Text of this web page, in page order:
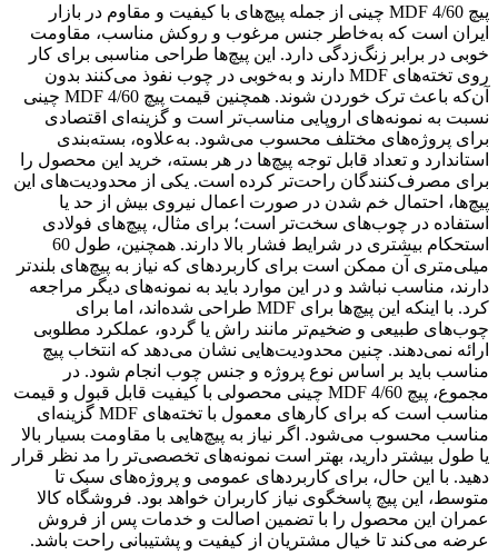
پیچ MDF 4/60 چینی از جمله پیچ‌های با کیفیت و مقاوم در بازار
ایران است که به‌خاطر جنس مرغوب و روکش مناسب، مقاومت
خوبی در برابر زنگ‌زدگی دارد. این پیچ‌ها طراحی مناسبی برای کار
روی تخته‌های MDF دارند و به‌خوبی در چوب نفوذ می‌کنند بدون
آن‌که باعث ترک خوردن شوند. همچنین قیمت پیچ MDF 4/60 چینی
نسبت به نمونه‌های اروپایی مناسب‌تر است و گزینه‌ای اقتصادی
برای پروژه‌های مختلف محسوب می‌شود. به‌علاوه، بسته‌بندی
استاندارد و تعداد قابل توجه پیچ‌ها در هر بسته، خرید این محصول را
برای مصرف‌کنندگان راحت‌تر کرده است. یکی از محدودیت‌های این
پیچ‌ها، احتمال خم شدن در صورت اعمال نیروی بیش از حد یا
استفاده در چوب‌های سخت‌تر است؛ برای مثال، پیچ‌های فولادی
استحکام بیشتری در شرایط فشار بالا دارند. همچنین، طول 60
میلی‌متری آن ممکن است برای کاربردهای که نیاز به پیچ‌های بلندتر
دارند، مناسب نباشد و در این موارد باید به نمونه‌های دیگر مراجعه
کرد. با اینکه این پیچ‌ها برای MDF طراحی شده‌اند، اما برای
چوب‌های طبیعی و ضخیم‌تر مانند راش یا گردو، عملکرد مطلوبی
ارائه نمی‌دهند. چنین محدودیت‌هایی نشان می‌دهد که انتخاب پیچ
مناسب باید بر اساس نوع پروژه و جنس چوب انجام شود. در
مجموع، پیچ MDF 4/60 چینی محصولی با کیفیت قابل قبول و قیمت
مناسب است که برای کارهای معمول با تخته‌های MDF گزینه‌ای
مناسب محسوب می‌شود. اگر نیاز به پیچ‌هایی با مقاومت بسیار بالا
یا طول بیشتر دارید، بهتر است نمونه‌های تخصصی‌تر را مد نظر قرار
دهید. با این حال، برای کاربردهای عمومی و پروژه‌های سبک تا
متوسط، این پیچ پاسخگوی نیاز کاربران خواهد بود. فروشگاه کالا
عمران این محصول را با تضمین اصالت و خدمات پس از فروش
عرضه می‌کند تا خیال مشتریان از کیفیت و پشتیبانی راحت باشد.